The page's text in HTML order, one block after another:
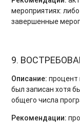
мероприятиях:
завершенные
9.
Описание: процент
был записан хотя
общего числа
Рекомендации: